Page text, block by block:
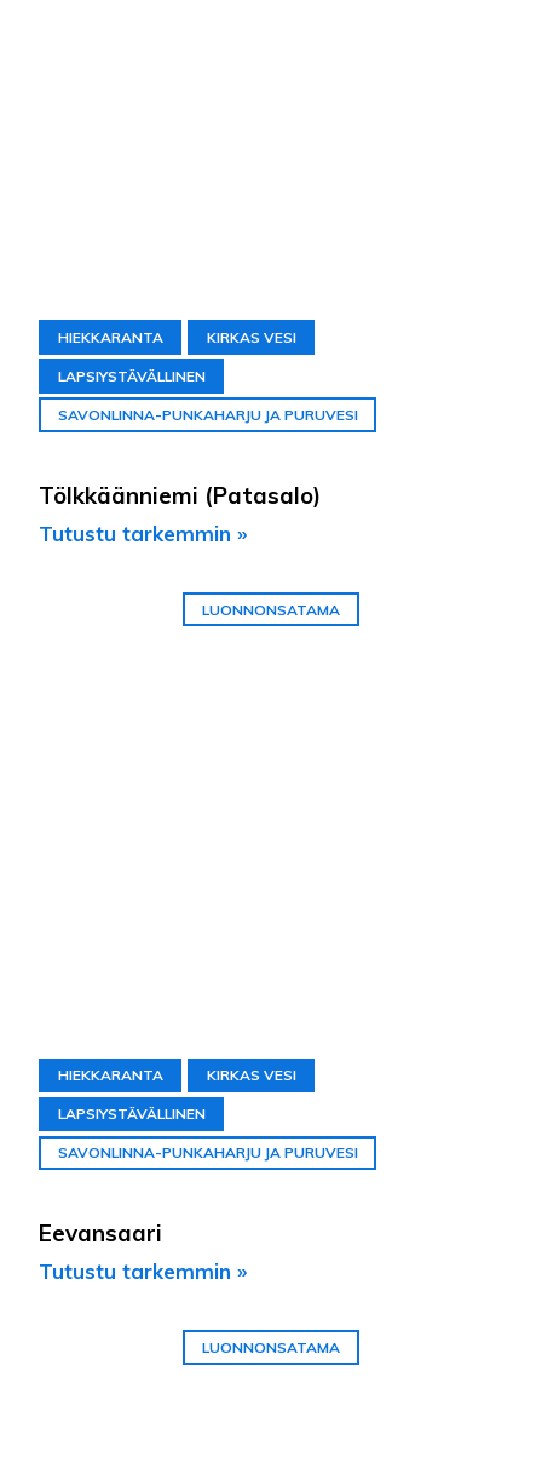
HIEKKARANTA KIRKAS VESI
LAPSIYSTÄVÄLLINEN
SAVONLINNA-PUNKAHARJU JA PURUVESI
Tölkkäänniemi (Patasalo)
Tutustu tarkemmin »
LUONNONSATAMA
HIEKKARANTA KIRKAS VESI
LAPSIYSTÄVÄLLINEN
SAVONLINNA-PUNKAHARJU JA PURUVESI
Eevansaari
Tutustu tarkemmin »
LUONNONSATAMA